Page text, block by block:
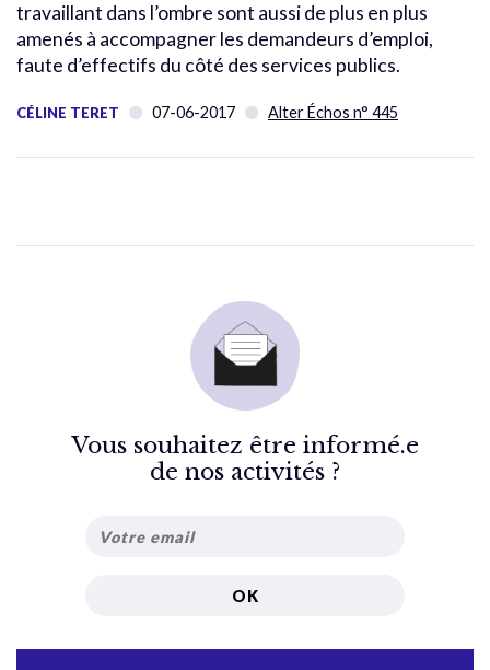
travaillant dans l’ombre sont aussi de plus en plus
amenés à accompagner les demandeurs d’emploi,
faute d’effectifs du côté des services publics.
CÉLINE TERET 07-06-2017 Alter Échos n° 445
Vous souhaitez être informé.e
de nos activités ?